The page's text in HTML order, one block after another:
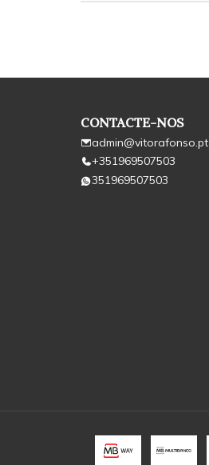
CONTACTE-NOS
admin@vitorafonso.pt
+351969507503
351969507503